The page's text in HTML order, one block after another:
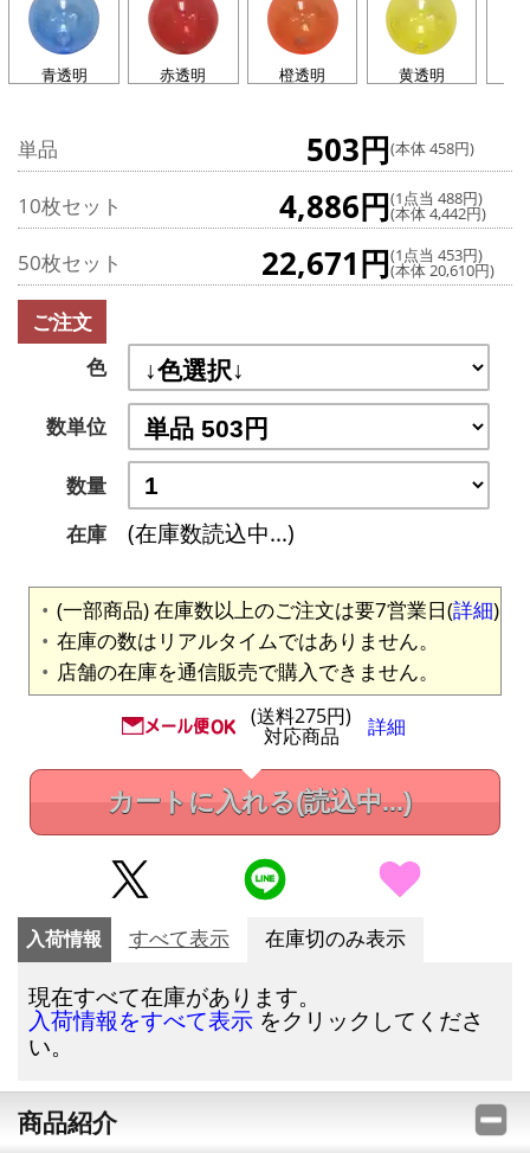
青透明 赤透明 橙透明 黄透明
単品 503円(本体 458円)
10枚セット 4,886円(1点当 488円)
(本体 4,442円)
50枚セット 22,671円(1点当 453円)
(本体 20,610円)
ご注文
色
数単位
数量
在庫
(在庫数読込中...)
(一部商品) 在庫数以上のご注文は要7営業日(詳細)
在庫の数はリアルタイムではありません。
店舗の在庫を通信販売で購入できません。
(送料275円)
対応商品 詳細
カートに入れる(読込中...)
入荷情報 すべて表示 在庫切のみ表示
現在すべて在庫があります。
入荷情報をすべて表示 をクリックしてくださ
い。
商品紹介